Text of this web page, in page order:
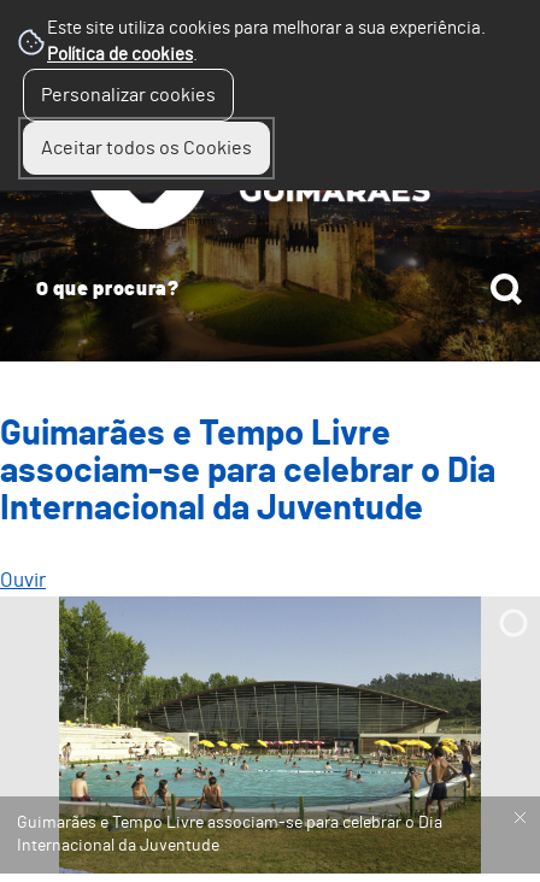
Este site utiliza cookies para melhorar a sua experiência.
Política de cookies.
Personalizar cookies
Aceitar todos os Cookies
Guimarães e Tempo Livre
associam-se para celebrar o Dia
Internacional da Juventude
Ouvir